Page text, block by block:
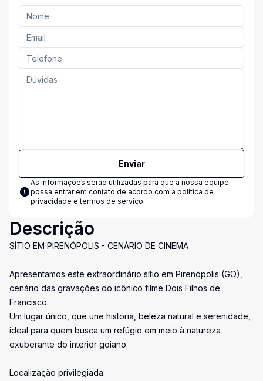
Enviar
As informações serão utilizadas para que a nossa equipe
possa entrar em contato de acordo com a política de
privacidade e termos de serviço
Descrição
SÍTIO EM PIRENÓPOLIS - CENÁRIO DE CINEMA
Apresentamos este extraordinário sítio em Pirenópolis (GO),
cenário das gravações do icônico filme Dois Filhos de
Francisco.
Um lugar único, que une história, beleza natural e serenidade,
ideal para quem busca um refúgio em meio à natureza
exuberante do interior goiano.
Localização privilegiada: